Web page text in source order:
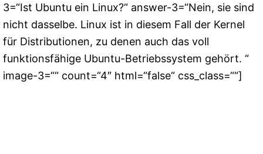
3=“Ist Ubuntu ein Linux?“ answer-3=“Nein, sie sind
nicht dasselbe. Linux ist in diesem Fall der Kernel
für Distributionen, zu denen auch das voll
funktionsfähige Ubuntu-Betriebssystem gehört. “
image-3=““ count=“4″ html=“false“ css_class=““]